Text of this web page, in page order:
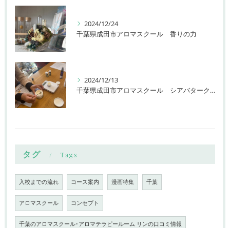
2024/12/24
千葉県成田市アロマスクール 香りの力
2024/12/13
千葉県成田市アロマスクール シアバタークリーム
タグ Tags
入校までの流れ コース案内 漫画特集 千葉
アロマスクール コンセプト
千葉のアロマスクール･アロマテラピールーム リンの口コミ情報